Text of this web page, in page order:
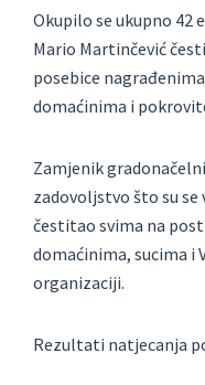
Okupilo se ukupno 42
Mario Martinčević
posebice
domaćinima i
Zamjenik
zadovoljstvo što su
čestitao svima na
domaćinima, sucima i
organizaciji.
Rezultati natjecanja